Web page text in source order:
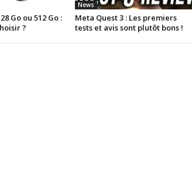
Go ou 512 Go :
?
News
Meta Quest 3 : Les premiers
tests et avis sont plutôt bons !